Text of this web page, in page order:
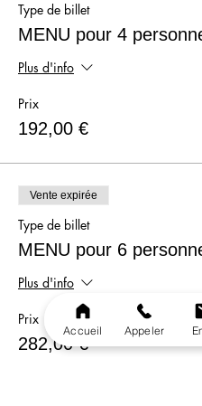
Type de billet
MENU pour 4
Plus d'info
Prix
192,00 €
Vente expirée
Type de billet
MENU pour 6
Plus d'info
Prix
282,00 €
Accueil Appeler